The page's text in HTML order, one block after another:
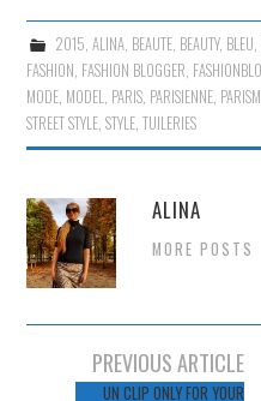
2015, ALINA, BEAUTE, BEAUTY, BLEU,
FASHION, FASHION BLOGGER,
MODE, MODEL, PARIS, PARISIENNE,
STREET STYLE,STYLE,TUILERIES
ALINA
MORE POSTS
Navigation
PREVIOUS ARTICLE
UN CLIP ONLY FOR YOUR